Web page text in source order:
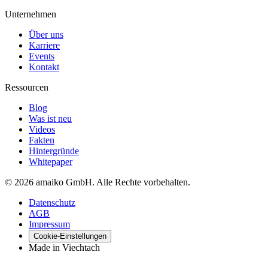
Unternehmen
Über uns
Karriere
Events
Kontakt
Ressourcen
Blog
Was ist neu
Videos
Fakten
Hintergründe
Whitepaper
© 2026 amaiko GmbH. Alle Rechte vorbehalten.
Datenschutz
AGB
Impressum
Cookie-Einstellungen
Made in Viechtach